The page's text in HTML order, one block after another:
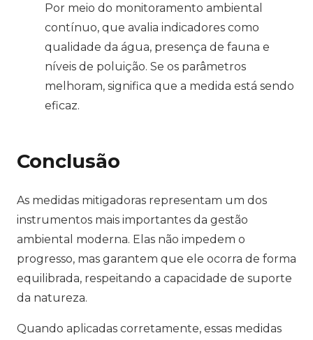
Por meio do monitoramento ambiental
contínuo, que avalia indicadores como
qualidade da água, presença de fauna e
níveis de poluição. Se os parâmetros
melhoram, significa que a medida está sendo
eficaz.
Conclusão
As medidas mitigadoras representam um dos
instrumentos mais importantes da gestão
ambiental moderna. Elas não impedem o
progresso, mas garantem que ele ocorra de forma
equilibrada, respeitando a capacidade de suporte
da natureza.
Quando aplicadas corretamente, essas medidas